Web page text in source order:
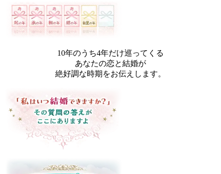
10年のうち4年だけ巡ってくる
あなたの恋と結婚が
絶好調な時期をお伝えします。